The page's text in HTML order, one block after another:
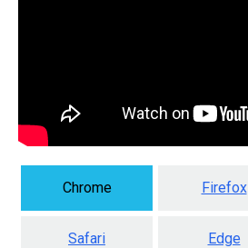
Chrome Firefox
Safari Edge